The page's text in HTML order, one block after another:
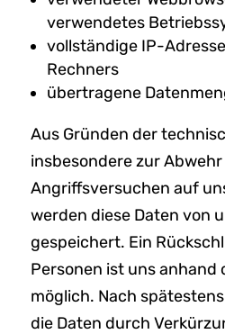
verwendetes
vollständige IP-
Rechners
übertragene
Aus Gründen der
insbesondere zur
Angriffsversuchen auf
werden diese Daten von
gespeichert. Ein
Personen ist uns anhand
möglich. Nach
die Daten durch